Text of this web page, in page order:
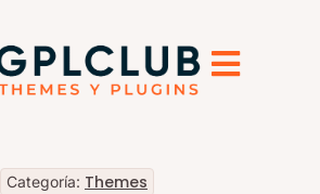
Categoría: Themes